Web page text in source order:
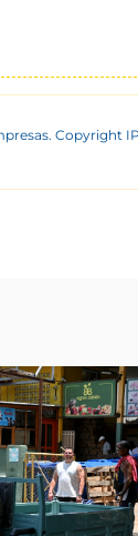
Copyright